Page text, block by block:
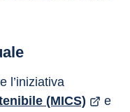
l’iniziativa
(MICS)
e